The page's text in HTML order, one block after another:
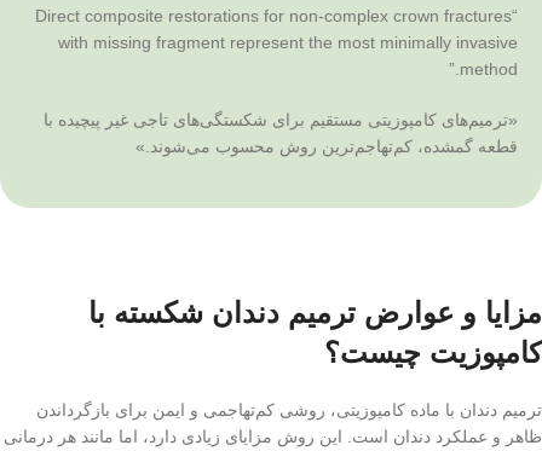
“Direct composite restorations for non-complex crown fractures
with missing fragment represent the most minimally invasive
method.”
«ترمیم‌های کامپوزیتی مستقیم برای شکستگی‌های تاجی غیر پیچیده با
قطعه گمشده، کم‌تهاجم‌ترین روش محسوب می‌شوند.»
مزایا و عوارض ترمیم دندان شکسته با
کامپوزیت چیست؟
ترمیم دندان با ماده کامپوزیتی، روشی کم‌تهاجمی و ایمن برای بازگرداندن
ظاهر و عملکرد دندان است. این روش مزایای زیادی دارد، اما مانند هر درمانی